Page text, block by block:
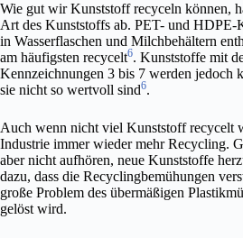
Wie gut wir Kunststoff recyceln können,
Art des Kunststoffs ab. PET- und HDPE-
in Wasserflaschen und Milchbehältern
am häufigsten recycelt6. Kunststoffe mit
Kennzeichnungen 3 bis 7 werden jedoch
sie nicht so wertvoll sind6.
Auch wenn nicht viel Kunststoff recycelt
Industrie immer wieder mehr Recycling.
aber nicht aufhören, neue Kunststoffe
dazu, dass die Recyclingbemühungen
große Problem des übermäßigen
gelöst wird.